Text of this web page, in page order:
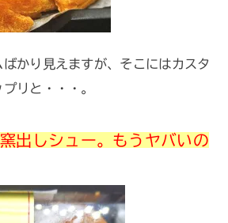
ばかり見えますが、そこにはカスタ
リと・・・。
出しシュー。もうヤバいの